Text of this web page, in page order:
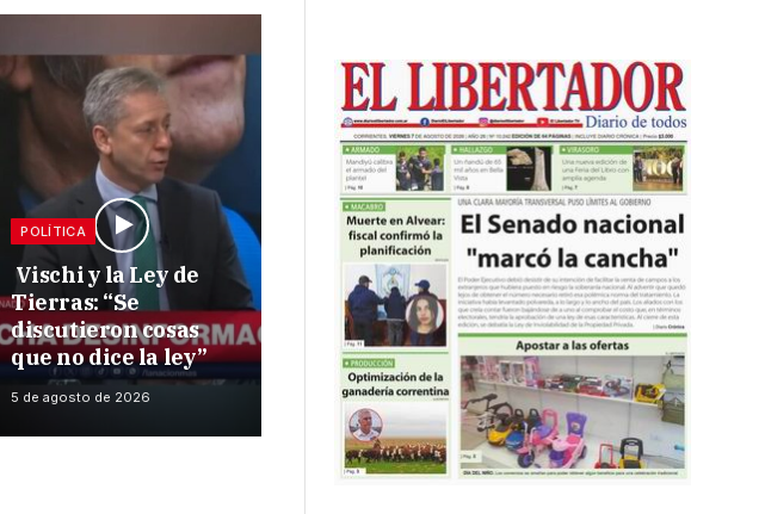
POLÍTICA
Vischi y la Ley de
Tierras: “Se
discutieron cosas
que no dice la ley”
5 de agosto de 2026